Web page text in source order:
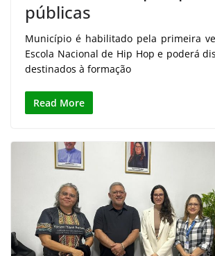
públicas
Município é habilitado pela primeira
Escola Nacional de Hip Hop e poderá
destinados à formação
Read More